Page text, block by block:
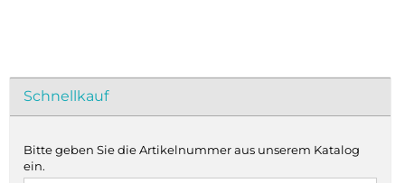
Schnellkauf
Bitte geben Sie die Artikelnummer aus unserem Katalog
ein.